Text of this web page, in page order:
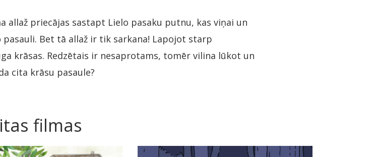
allaž priecājas sastapt Lielo pasaku putnu, kas viņai un
Bet tā allaž ir tik sarkana! Lapojot starp
krāsas. Redzētais ir nesaprotams, tomēr vilina lūkot un
cita krāsu pasaule?
filmas